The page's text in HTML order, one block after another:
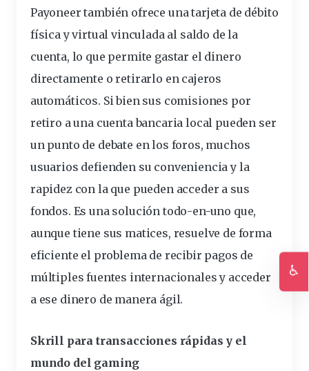
Payoneer también ofrece una tarjeta de débito
física y virtual vinculada al saldo de la
cuenta, lo que permite gastar el dinero
directamente o retirarlo en cajeros
automáticos. Si bien sus comisiones por
retiro a una cuenta bancaria local pueden ser
un punto de debate en los foros, muchos
usuarios defienden su conveniencia y la
rapidez con la que pueden acceder a sus
fondos. Es una solución todo-en-uno que,
aunque tiene sus matices, resuelve de forma
eficiente el problema de recibir pagos de
múltiples fuentes internacionales y acceder
a ese dinero de manera ágil.
Skrill para transacciones rápidas y el
mundo del gaming
♿